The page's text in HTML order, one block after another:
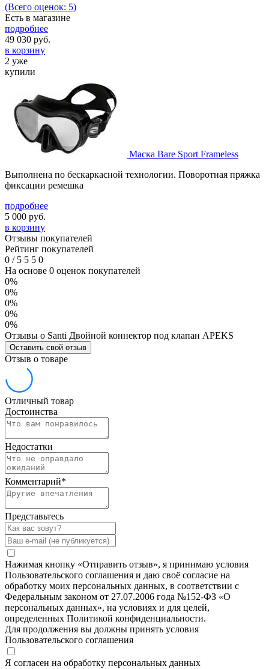
(Всего оценок: 5)
Есть в магазине
подробнее
49 030 руб.
в корзину
2 уже
купили
Маска Bare Sport Frameless
Выполнена по бескаркасной технологии. Поворотная пряжка
фиксации ремешка
подробнее
5 000 руб.
в корзину
Отзывы покупателей
Рейтинг покупателей
0 /5 5 5 0
На основе 0 оценок покупателей
0%
0%
0%
0%
0%
Отзывы о Santi Двойной коннектор под клапан APEKS
Оставить свой отзыв
Отзыв о товаре
Отличный товар
Достоинства
Недостатки
Комментарий*
Представьтесь
Нажимая кнопку «Отправить отзыв», я принимаю условия
Пользовательского соглашения и даю своё согласие на
обработку моих персональных данных, в соответствии с
Федеральным законом от 27.07.2006 года №152-ФЗ «О
персональных данных», на условиях и для целей,
определенных Политикой конфиденциальности.
Для продолжения вы должны принять условия
Пользовательского соглашения
Я согласен на обработку персональных данных